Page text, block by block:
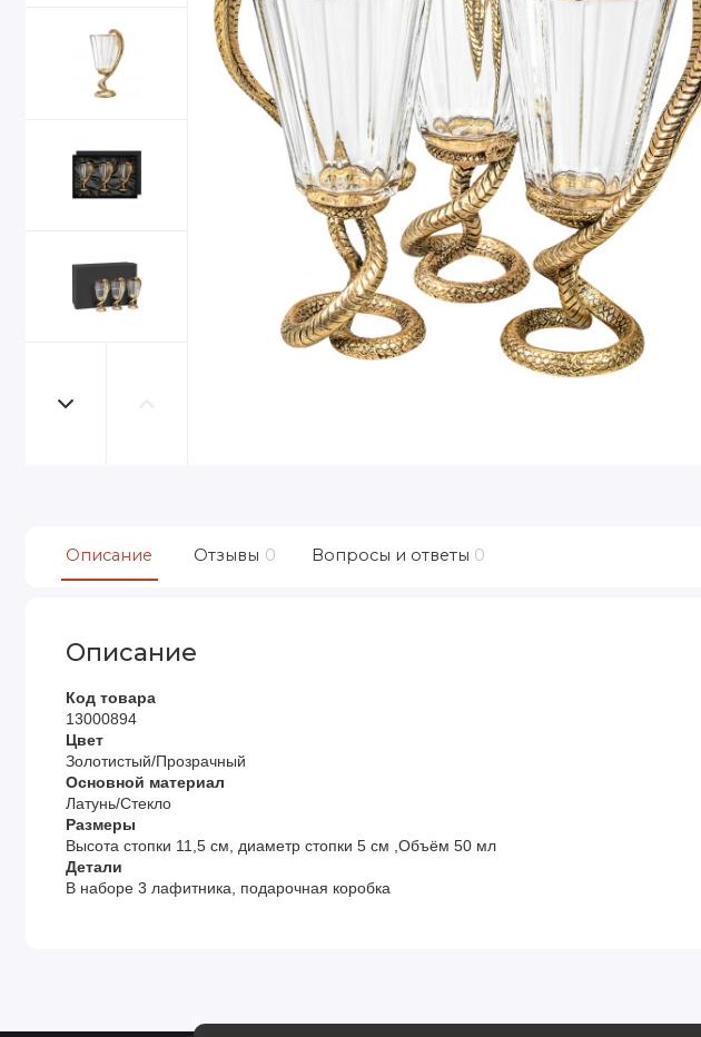
Описание Отзывы 0 Вопросы и ответы 0
Описание
Код товара
13000894
Цвет
Золотистый/Прозрачный
Основной материал
Латунь/Стекло
Размеры
Высота стопки 11,5 см, диаметр стопки 5 см ,Объём 50 мл
Детали
В наборе 3 лафитника, подарочная коробка